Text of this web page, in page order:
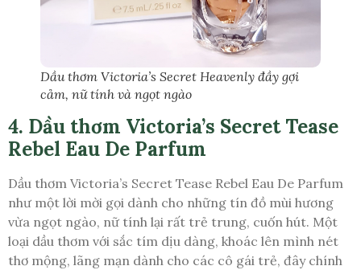
Dầu thơm Victoria’s Secret Heavenly đầy gợi
cảm, nữ tính và ngọt ngào
4. Dầu thơm Victoria’s Secret Tease
Rebel Eau De Parfum
Dầu thơm Victoria’s Secret Tease Rebel Eau De Parfum
như một lời mời gọi dành cho những tín đồ mùi hương
vừa ngọt ngào, nữ tính lại rất trẻ trung, cuốn hút. Một
loại dầu thơm với sắc tím dịu dàng, khoác lên mình nét
thơ mộng, lãng mạn dành cho các cô gái trẻ, đây chính